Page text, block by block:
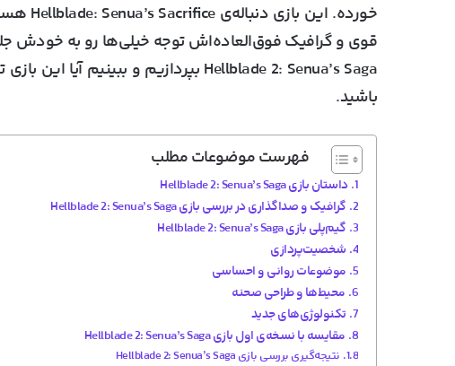
قوی و گرافیک فوق‌العاده‌اش توجه خیلی‌ها رو به خودش
Hellblade 2: Senua’s Saga بپردازیم و ببینیم آیا این بازی تونسته انتظارات رو برآورده کنه یا نه. با
باشید.
فهرست موضوعات مطلب
داستان بازی Hellblade 2: Senua’s Saga
گرافیک و صداگذاری در بررسی بازی Hellblade 2: Senua’s Saga
گیم‌پلی بازی Hellblade 2: Senua’s Saga
شخصیت‌پردازی
موضوعات روانی و احساسی
محیط‌ها و طراحی صحنه
تکنولوژی‌های جدید
مقایسه با نسخه‌ی اول بازی Hellblade 2: Senua’s Saga
نتیجه‌گیری بررسی بازی Hellblade 2: Senua’s Saga